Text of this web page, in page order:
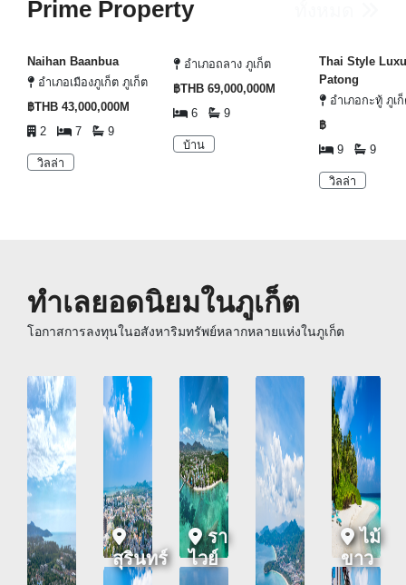
Prime Property
Naihan Baanbua
อำเภอเมืองภูเก็ต ภูเก็ต
฿THB 43,000,000M
2
7 9
วิลล่า
อำเภอถลาง ภูเก็ต
฿THB 69,000,000M
6
9
บ้าน
Thai Style
Patong
อำเภอกะทู้ ภูเ
฿
9
9
วิลล่า
ทำเลยอดนิยมในภูเก็ต
โอกาสการลงทุนในอสังหาริมทรัพย์หลากหลายแห่งในภูเก็ต
สุรินทร์
รา
ไวย์
ไม้
ขาว